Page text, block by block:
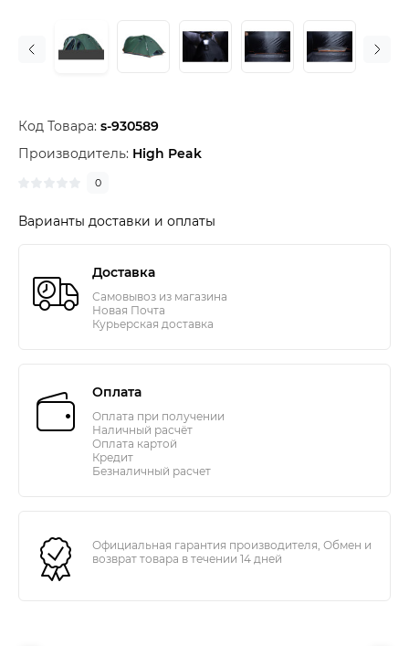
Код Товара: s-930589
Производитель: High Peak
0
Варианты доставки и оплаты
Доставка
Самовывоз из магазина
Новая Почта
Курьерская доставка
Оплата
Оплата при получении
Наличный расчёт
Оплата картой
Кредит
Безналичный расчет
Официальная гарантия производителя, Обмен и
возврат товара в течении 14 дней